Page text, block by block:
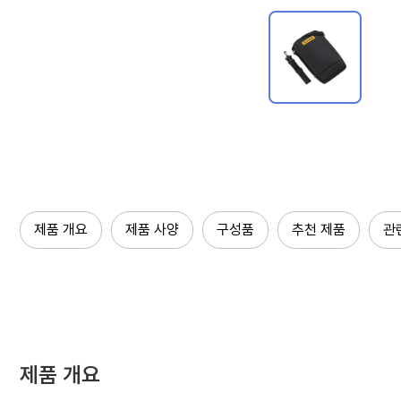
제품 개요 제품 사양 구성품 추천 제품 관
제품 개요